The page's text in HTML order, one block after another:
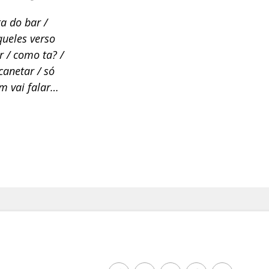
do bar /
verso
/ como ta? /
/ só
vai falar…